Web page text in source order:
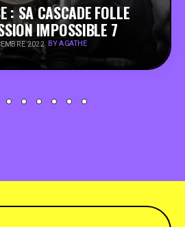
KULTT
: SA CASCADE FOLLE
IMPOSSIBLE 7
2022 BY AGATHE